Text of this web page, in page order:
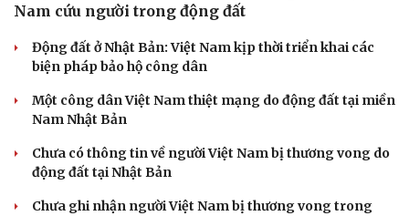
Doanh nghiệp
Thông tin doanh nghiệp
Doanh nhân
Vì cộng đồng
Công nghệ
Trải nghiệm
Nam cứu người trong động đất
Động đất ở Nhật Bản: Việt Nam kịp thời triển khai các
biện pháp bảo hộ công dân
Một công dân Việt Nam thiệt mạng do động đất tại miền
Nam Nhật Bản
Chưa có thông tin về người Việt Nam bị thương vong do
động đất tại Nhật Bản
Chưa ghi nhận người Việt Nam bị thương vong trong